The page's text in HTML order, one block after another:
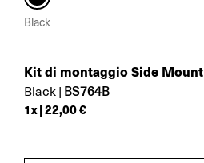
Black
Kit di montaggio Side Mount
Black | BS764B
1x | 22,00 €